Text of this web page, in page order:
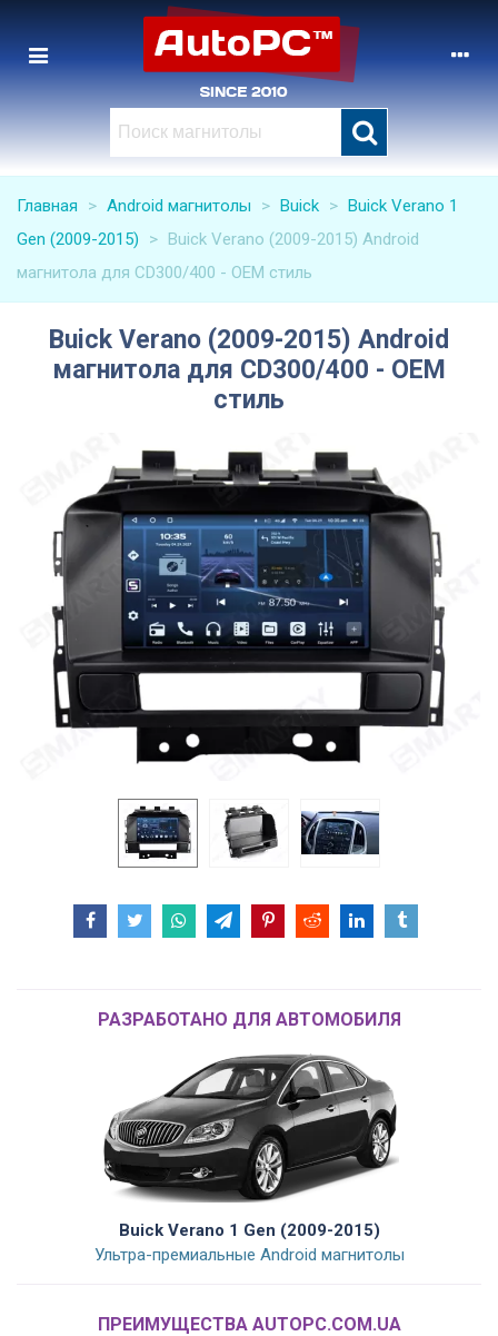
Главная > Android магнитолы > Buick > Buick Verano 1
Gen (2009-2015)
> Buick Verano (2009-2015) Android
магнитола для CD300/400 - OEM стиль
Buick Verano (2009-2015) Android
магнитола для CD300/400 - OEM
стиль
РАЗРАБОТАНО ДЛЯ АВТОМОБИЛЯ
Buick Verano 1 Gen (2009-2015)
Ультра-премиальные Android магнитолы
ПРЕИМУЩЕСТВА AUTOPC.COM.UA